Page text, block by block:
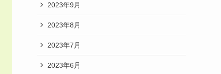
2023年9月
2023年8月
2023年7月
2023年6月